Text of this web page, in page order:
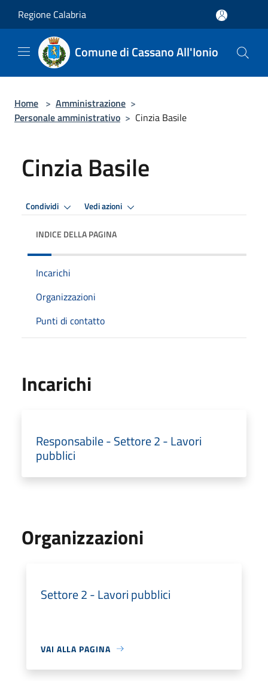
Regione Calabria
Comune di Cassano All'Ionio
Home > Amministrazione >
Personale amministrativo > Cinzia Basile
Cinzia Basile
Condividi Vedi azioni
INDICE DELLA PAGINA
Incarichi
Organizzazioni
Punti di contatto
Incarichi
Responsabile - Settore 2 - Lavori
pubblici
Organizzazioni
Settore 2 - Lavori pubblici
VAI ALLA PAGINA